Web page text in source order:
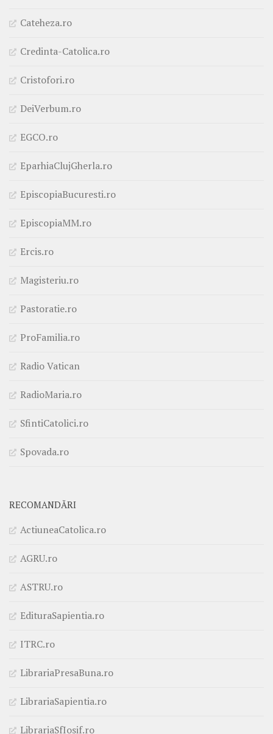
Cateheza.ro
Credinta-Catolica.ro
Cristofori.ro
DeiVerbum.ro
EGCO.ro
EparhiaClujGherla.ro
EpiscopiaBucuresti.ro
EpiscopiaMM.ro
Ercis.ro
Magisteriu.ro
Pastoratie.ro
ProFamilia.ro
Radio Vatican
RadioMaria.ro
SfintiCatolici.ro
Spovada.ro
RECOMANDĂRI
ActiuneaCatolica.ro
AGRU.ro
ASTRU.ro
EdituraSapientia.ro
ITRC.ro
LibrariaPresaBuna.ro
LibrariaSapientia.ro
LibrariaSfIosif.ro